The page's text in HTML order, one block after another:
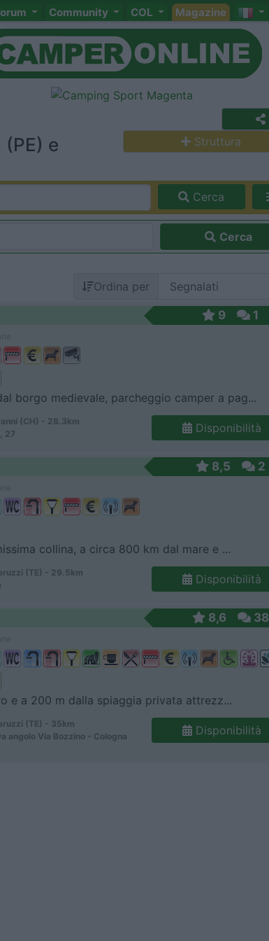
Community COL Magazine
e
Struttura
Cerca
Cerca
Ordina per
9 1
borgo medievale, parcheggio camper a pag...
(CH) - 28.3km
27
Disponibilità
8,5 2
collina, a circa 800 km dal mare e ...
(TE) - 29.5km
Disponibilità
8,6 38
e a 200 m dalla spiaggia privata attrezz...
(TE) - 35km
angolo Via Bozzino - Cologna
Disponibilità